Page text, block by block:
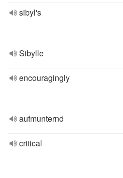
sibyl's
Sibylle
encouragingly
aufmunternd
critical